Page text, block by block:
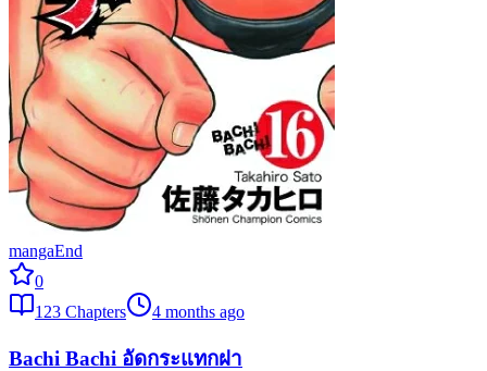
mangaEnd
0
123 Chapters 4 months ago
Bachi Bachi อัดกระแทกฝา